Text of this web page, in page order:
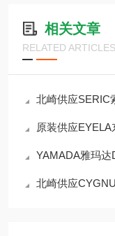
相关文章
RELATED ARTICLES
北崎供应SERIC
原装供应
YAMADA雅玛达
北崎供应